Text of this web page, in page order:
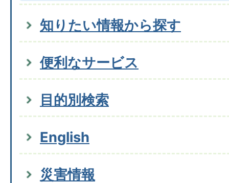
知りたい情報から探す
便利なサービス
目的別検索
English
災害情報